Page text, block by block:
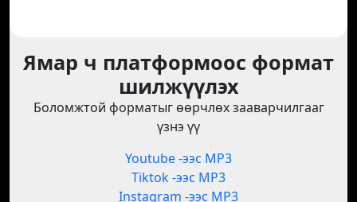
Ямар ч платформоос формат
шилжүүлэх
Боломжтой форматыг өөрчлөх зааварчилгааг
үзнэ үү
Youtube -ээс MP3
Tiktok -ээс MP3
Instagram -ээс MP3